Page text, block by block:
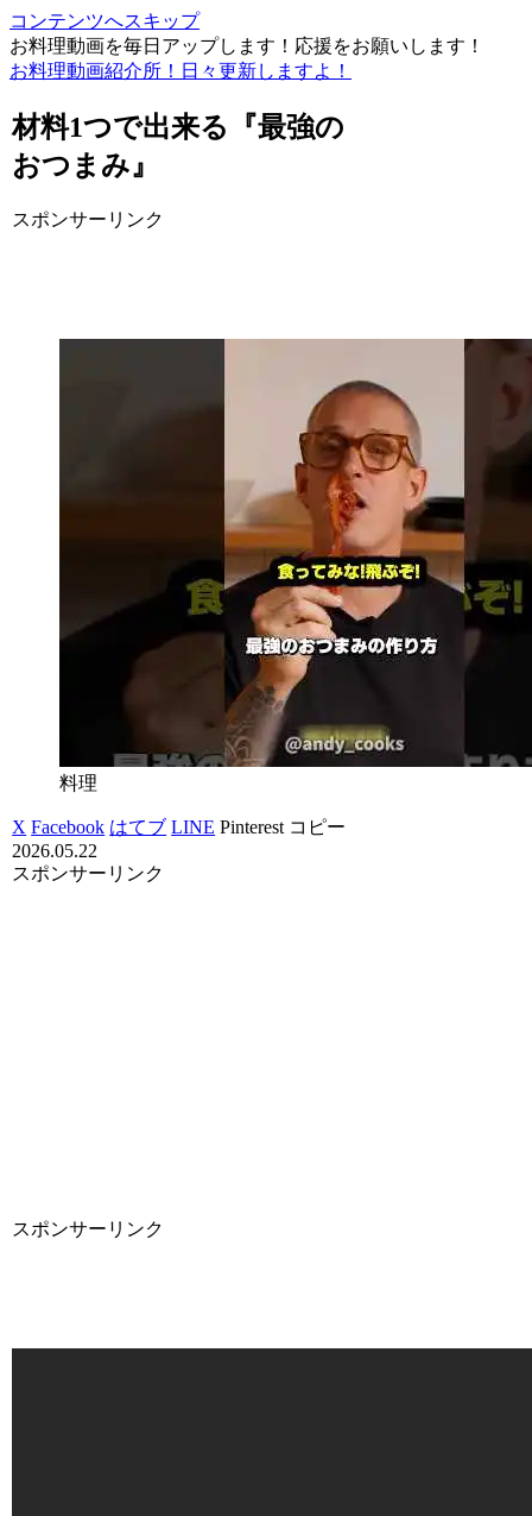
コンテンツへスキップ
お料理動画を毎日アップします！応援をお願いします！
お料理動画紹介所！日々更新しますよ！
材料1つで出来る『最強の
おつまみ』
スポンサーリンク
料理
X Facebook はてブ LINE Pinterest コピー
2026.05.22
スポンサーリンク
スポンサーリンク